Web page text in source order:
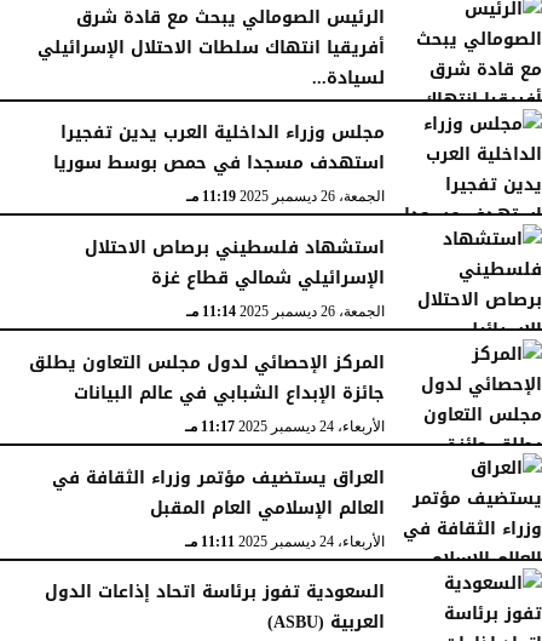
الرئيس الصومالي يبحث مع قادة شرق
أفريقيا انتهاك سلطات الاحتلال الإسرائيلي
لسيادة...
السبت، 27 ديسمبر 2025
مجلس وزراء الداخلية العرب يدين تفجيرا
استهدف مسجدا في حمص بوسط سوريا
الجمعة، 26 ديسمبر 2025 11:19 مـ
استشهاد فلسطيني برصاص الاحتلال
الإسرائيلي شمالي قطاع غزة
الجمعة، 26 ديسمبر 2025 11:14 مـ
المركز الإحصائي لدول مجلس التعاون يطلق
جائزة الإبداع الشبابي في عالم البيانات
الأربعاء، 24 ديسمبر 2025 11:17 مـ
العراق يستضيف مؤتمر وزراء الثقافة في
العالم الإسلامي العام المقبل
الأربعاء، 24 ديسمبر 2025 11:11 مـ
السعودية تفوز برئاسة اتحاد إذاعات الدول
العربية (ASBU)